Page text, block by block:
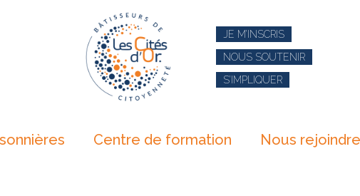
JE M’INSCRIS
NOUS SOUTENIR
S’IMPLIQUER
Centre de formation Nous rejoindre